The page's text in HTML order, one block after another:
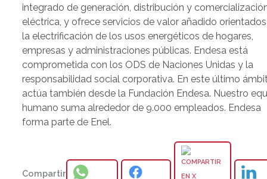
integrado de generación, distribución y
eléctrica, y ofrece servicios de valor añadido
la electrificación de los usos energéticos de hogares,
empresas y administraciones públicas. Endesa está
comprometida con los ODS de Naciones Unidas y la
responsabilidad social corporativa. En este último
actúa también desde la Fundación Endesa. Nuestro
humano suma alrededor de 9.000 empleados. Endesa
forma parte de Enel.
Compartir